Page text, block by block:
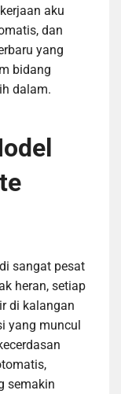
aku
dan
yang
bidang
dalam.
sangat pesat
heran, setiap
di kalangan
yang muncul
semakin